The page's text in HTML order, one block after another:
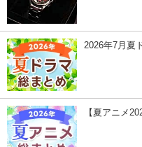
2026年7月夏
【夏アニメ